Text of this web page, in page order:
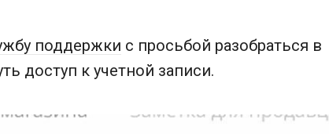
поддержки с просьбой разобраться в
доступ к учетной записи.